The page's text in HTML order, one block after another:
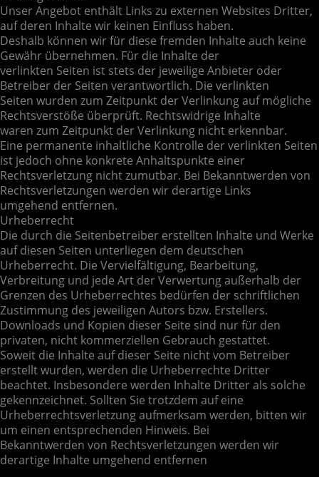
Unser Angebot enthält Links zu externen Websites Dritter,
auf deren Inhalte wir keinen Einfluss haben.
Deshalb können wir für diese fremden Inhalte auch keine
Gewähr übernehmen. Für die Inhalte der
verlinkten Seiten ist stets der jeweilige Anbieter oder
Betreiber der Seiten verantwortlich. Die verlinkten
Seiten wurden zum Zeitpunkt der Verlinkung auf mögliche
Rechtsverstöße überprüft. Rechtswidrige Inhalte
waren zum Zeitpunkt der Verlinkung nicht erkennbar.
Eine permanente inhaltliche Kontrolle der verlinkten Seiten
ist jedoch ohne konkrete Anhaltspunkte einer
Rechtsverletzung nicht zumutbar. Bei Bekanntwerden von
Rechtsverletzungen werden wir derartige Links
umgehend entfernen.
Urheberrecht
Die durch die Seitenbetreiber erstellten Inhalte und Werke
auf diesen Seiten unterliegen dem deutschen
Urheberrecht. Die Vervielfältigung, Bearbeitung,
Verbreitung und jede Art der Verwertung außerhalb der
Grenzen des Urheberrechtes bedürfen der schriftlichen
Zustimmung des jeweiligen Autors bzw. Erstellers.
Downloads und Kopien dieser Seite sind nur für den
privaten, nicht kommerziellen Gebrauch gestattet.
Soweit die Inhalte auf dieser Seite nicht vom Betreiber
erstellt wurden, werden die Urheberrechte Dritter
beachtet. Insbesondere werden Inhalte Dritter als solche
gekennzeichnet. Sollten Sie trotzdem auf eine
Urheberrechtsverletzung aufmerksam werden, bitten wir
um einen entsprechenden Hinweis. Bei
Bekanntwerden von Rechtsverletzungen werden wir
derartige Inhalte umgehend entfernen